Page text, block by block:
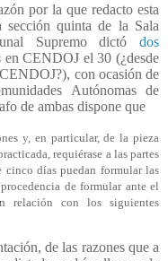
por la que redacto esta
sección quinta de la Sala
Supremo dictó dos
CENDOJ el 30 (¿desde
con ocasión de
Autónomas de
de ambas dispone que
y, en particular, de la pieza
requiérase a las partes
cinco días puedan formular las
de formular ante el
relación con los siguientes
de las razones que a